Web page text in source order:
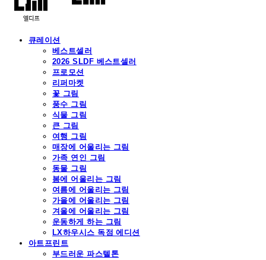
큐레이션
베스트셀러
2026 SLDF 베스트셀러
프로모션
리퍼마켓
꽃 그림
풍수 그림
식물 그림
큰 그림
여행 그림
매장에 어울리는 그림
가족 연인 그림
동물 그림
봄에 어울리는 그림
여름에 어울리는 그림
가을에 어울리는 그림
겨울에 어울리는 그림
운동하게 하는 그림
LX하우시스 독점 에디션
아트프린트
부드러운 파스텔톤